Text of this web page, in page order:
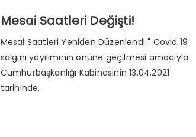
Mesai Saatleri Değişti!
Mesai Saatleri Yeniden Düzenlendi " Covid 19
salgını yayılımının önüne geçilmesi amacıyla
Cumhurbaşkanlığı Kabinesinin 13.04.2021
tarihinde...